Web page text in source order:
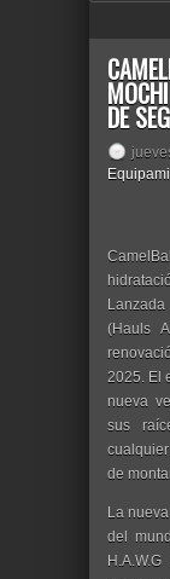
DE
(Hauls
2025. El
nueva
sus
de
La
del